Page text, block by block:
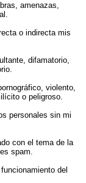
amenazas,
o indirecta mis
difamatorio,
violento,
o peligroso.
personales sin mi
con el tema de la
spam.
del